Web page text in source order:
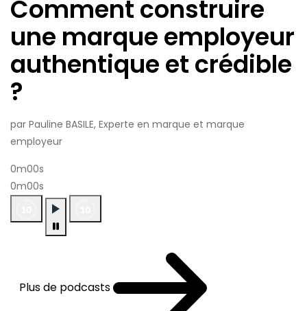
Comment construire
une marque employeur
authentique et crédible
?
par Pauline BASILE, Experte en marque et marque
employeur
0m00s
0m00s
Plus de podcasts